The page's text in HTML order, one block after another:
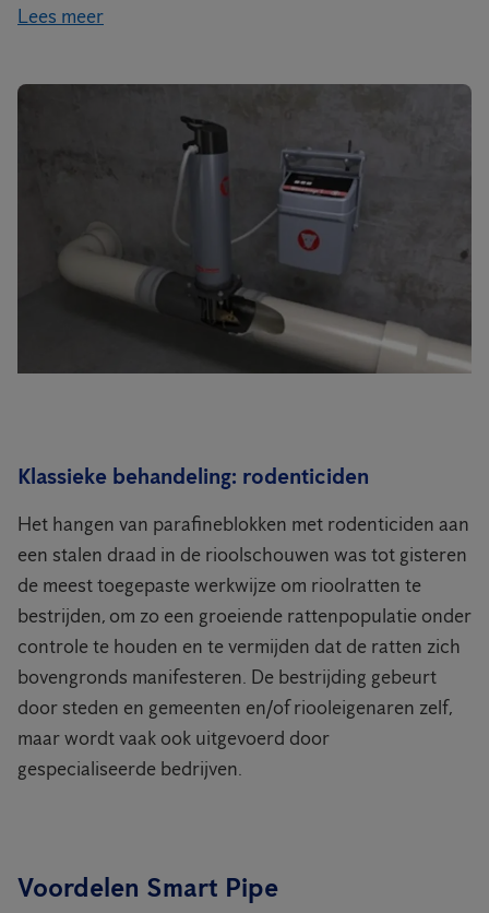
Lees meer
Klassieke behandeling: rodenticiden
Het hangen van parafineblokken met rodenticiden aan
een stalen draad in de rioolschouwen was tot gisteren
de meest toegepaste werkwijze om rioolratten te
bestrijden, om zo een groeiende rattenpopulatie onder
controle te houden en te vermijden dat de ratten zich
bovengronds manifesteren. De bestrijding gebeurt
door steden en gemeenten en/of riooleigenaren zelf,
maar wordt vaak ook uitgevoerd door
gespecialiseerde bedrijven.
Voordelen Smart Pipe